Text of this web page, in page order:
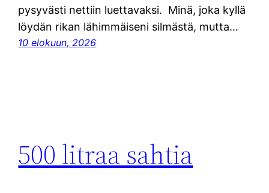
pysyvästi nettiin luettavaksi. Minä, joka kyllä
löydän rikan lähimmäiseni silmästä, mutta…
10 elokuun, 2026
500 litraa sahtia